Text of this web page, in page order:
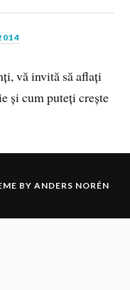
vă invită să aflați
și cum puteți crește
BY ANDERS NORÉN